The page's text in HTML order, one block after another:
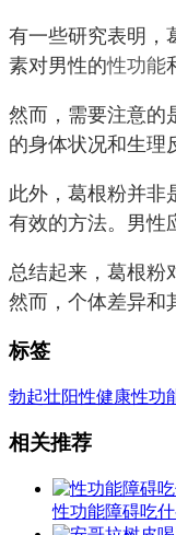
有一些研究表明，
素对男性的性功能
然而，需要注意的
的身体状况和生理
此外，葛根粉并非
有效的方法。男性
总结起来，葛根粉
然而，个体差异和
标签
勃起壮阳性健康性功
相关推荐
性功能障碍吃